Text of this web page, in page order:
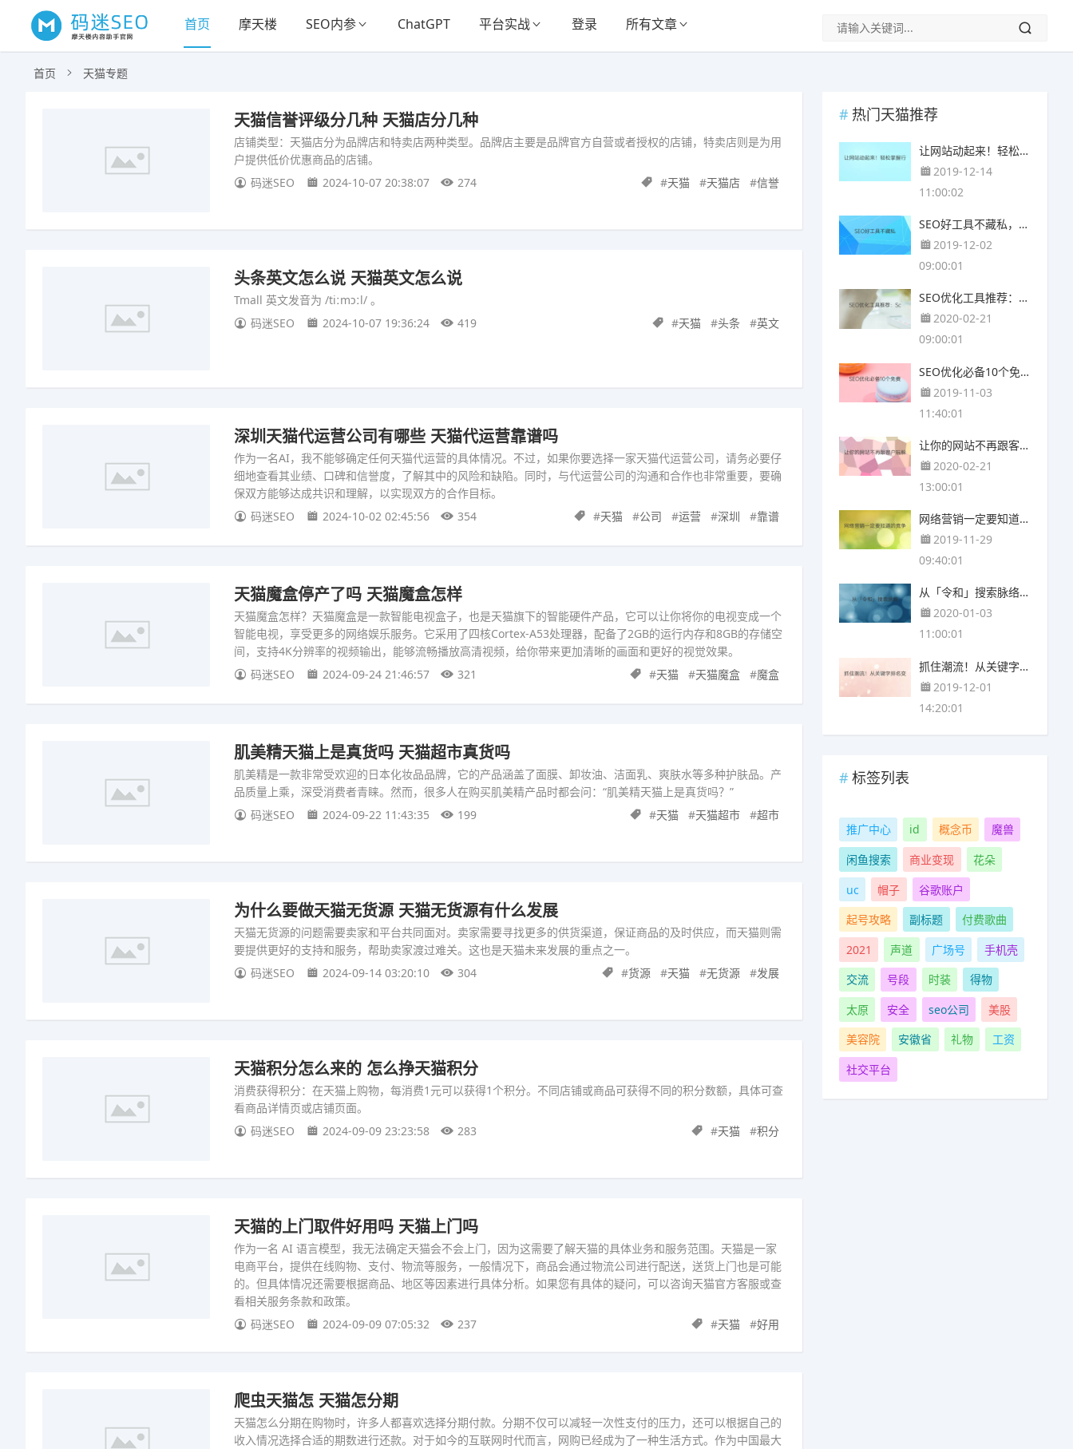
首页 摩天楼 SEO内参 ChatGPT 平台实战 登录 所有文章
首页 天猫专题
天猫信誉评级分几种 天猫店分几种
店铺类型：天猫店分为品牌店和特卖店两种类型。品牌店主要是品牌官方自营或者授权的店铺，特卖店则是为用
户提供低价优惠商品的店铺。
码迷SEO
2024-10-07 20:38:07 274 #天猫 #天猫店 #信誉
头条英文怎么说 天猫英文怎么说
Tmall 英文发音为 /tiːmɔːl/ 。
码迷SEO
2024-10-07 19:36:24 419 #天猫 #头条 #英文
深圳天猫代运营公司有哪些 天猫代运营靠谱吗
作为一名AI，我不能够确定任何天猫代运营的具体情况。不过，如果你要选择一家天猫代运营公司，请务必要仔
细地查看其业绩、口碑和信誉度，了解其中的风险和缺陷。同时，与代运营公司的沟通和合作也非常重要，要确
保双方能够达成共识和理解，以实现双方的合作目标。
码迷SEO
2024-10-02 02:45:56 354 #天猫 #公司 #运营 #深圳 #靠谱
天猫魔盒停产了吗 天猫魔盒怎样
天猫魔盒怎样？天猫魔盒是一款智能电视盒子，也是天猫旗下的智能硬件产品，它可以让你将你的电视变成一个
智能电视，享受更多的网络娱乐服务。它采用了四核Cortex-A53处理器，配备了2GB的运行内存和8GB的存储空
间，支持4K分辨率的视频输出，能够流畅播放高清视频，给你带来更加清晰的画面和更好的视觉效果。
码迷SEO
2024-09-24 21:46:57 321 #天猫 #天猫魔盒 #魔盒
肌美精天猫上是真货吗 天猫超市真货吗
肌美精是一款非常受欢迎的日本化妆品品牌，它的产品涵盖了面膜、卸妆油、洁面乳、爽肤水等多种护肤品。产
品质量上乘，深受消费者青睐。然而，很多人在购买肌美精产品时都会问：“肌美精天猫上是真货吗？”
码迷SEO
2024-09-22 11:43:35 199 #天猫 #天猫超市 #超市
为什么要做天猫无货源 天猫无货源有什么发展
天猫无货源的问题需要卖家和平台共同面对。卖家需要寻找更多的供货渠道，保证商品的及时供应，而天猫则需
要提供更好的支持和服务，帮助卖家渡过难关。这也是天猫未来发展的重点之一。
码迷SEO
2024-09-14 03:20:10 304 #货源 #天猫 #无货源 #发展
天猫积分怎么来的 怎么挣天猫积分
消费获得积分：在天猫上购物，每消费1元可以获得1个积分。不同店铺或商品可获得不同的积分数额，具体可查
看商品详情页或店铺页面。
码迷SEO
2024-09-09 23:23:58 283 #天猫 #积分
天猫的上门取件好用吗 天猫上门吗
作为一名 AI 语言模型，我无法确定天猫会不会上门，因为这需要了解天猫的具体业务和服务范围。天猫是一家
电商平台，提供在线购物、支付、物流等服务，一般情况下，商品会通过物流公司进行配送，送货上门也是可能
的。但具体情况还需要根据商品、地区等因素进行具体分析。如果您有具体的疑问，可以咨询天猫官方客服或查
看相关服务条款和政策。
码迷SEO
2024-09-09 07:05:32 237 #天猫 #好用
爬虫天猫怎 天猫怎分期
天猫怎么分期在购物时，许多人都喜欢选择分期付款。分期不仅可以减轻一次性支付的压力，还可以根据自己的
收入情况选择合适的期数进行还款。对于如今的互联网时代而言，网购已经成为了一种生活方式。作为中国最大
热门天猫推荐
让网站动起来！轻松掌握行动网站加载速度！
2019-12-14
11:00:02
SEO好工具不藏私，助你挑选网站优质关键字词
2019-12-02
09:00:01
SEO优化工具推荐：Screaming Frog SEO Spider
2020-02-21
09:00:01
SEO优化必备10个免费工具推荐
2019-11-03
11:40:01
让你的网站不再跟客户玩躲猫猫—【SEO入门6工具】
2020-02-21
13:00:01
网络营销一定要知道的竞争者网站分析工具与方法
2019-11-29
09:40:01
从「令和」搜索脉络，了解Google意图看世界
2020-01-03
11:00:01
抓住潮流！从关键字排名变化优化网站内容
2019-12-01
14:20:01
标签列表
推广中心 id 概念币
魔兽
闲鱼搜索
商业变现
花朵
uc
帽子
谷歌账户
起号攻略
副标题
付费歌曲
2021
声道 广场号
手机壳
交流
号段 时装
得物
太原
安全 seo公司
美股
美容院
安徽省 礼物
工资
社交平台